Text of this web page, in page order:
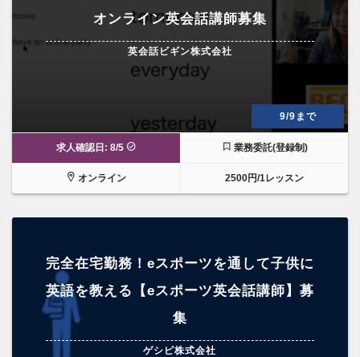
オンライン英会話講師募集
英会話ビギン株式会社
9/9まで
求人確認日: 8/5 業務委託(登録制)
オンライン 2500円/1レッスン
完全在宅勤務！eスポーツを通して子供に
英語を教える【eスポーツ英会話講師】募
集
ゲシピ株式会社